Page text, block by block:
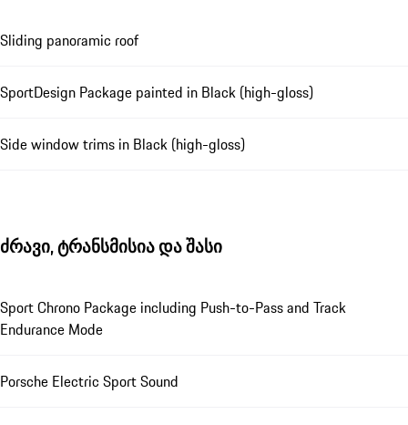
Sliding panoramic roof
SportDesign Package painted in Black (high-gloss)
Side window trims in Black (high-gloss)
ძრავი, ტრანსმისია და შასი
Sport Chrono Package including Push-to-Pass and Track
Endurance Mode
Porsche Electric Sport Sound